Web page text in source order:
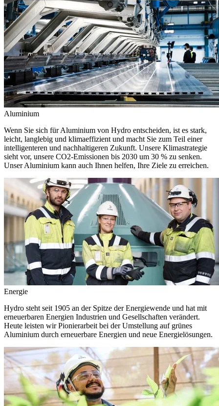
Aluminium
Wenn Sie sich für Aluminium von Hydro entscheiden, ist es stark,
leicht, langlebig und klimaeffizient und macht Sie zum Teil einer
intelligenteren und nachhaltigeren Zukunft. Unsere Klimastrategie
sieht vor, unsere CO2-Emissionen bis 2030 um 30 % zu senken.
Unser Aluminium kann auch Ihnen helfen, Ihre Ziele zu erreichen.
Energie
Hydro steht seit 1905 an der Spitze der Energiewende und hat mit
erneuerbaren Energien Industrien und Gesellschaften verändert.
Heute leisten wir Pionierarbeit bei der Umstellung auf grünes
Aluminium durch erneuerbare Energien und neue Energielösungen.